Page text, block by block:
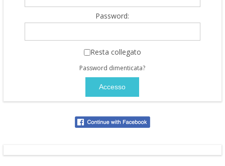
Password:
Resta collegato
Password dimenticata?